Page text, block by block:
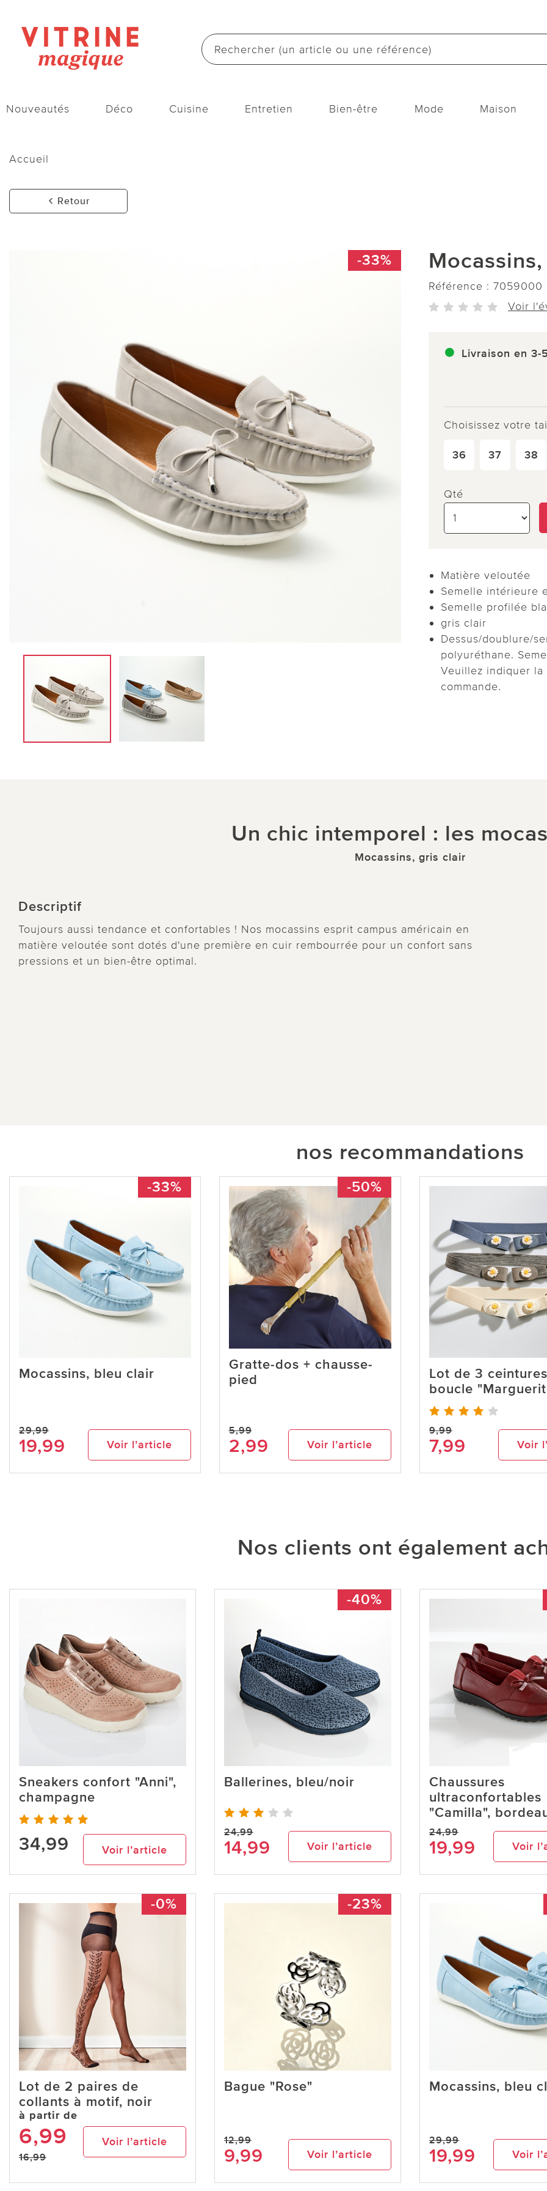
Nouveautés Déco Cuisine Entretien Bien-être Mode Maison
Accueil
Retour
-33%
Référence : 7059000
Voir
Livraison en 3-
Choisissez votre
36 37 38
Qté
Matière veloutée
Semelle intérieure
Semelle profilée
gris clair
Dessus/doublure/
polyuréthane.
Veuillez indiquer
commande.
Un chic intemporel : les
Mocassins, gris clair
Descriptif
Toujours aussi tendance et confortables ! Nos mocassins esprit campus américain en
matière veloutée sont dotés d'une première en cuir rembourrée pour un confort sans
pressions et un bien-être optimal.
nos recommandations
-33%
Mocassins, bleu clair
29,99
19,99 Voir l’article
-50%
Gratte-dos + chausse-
pied
5,99
2,99 Voir l’article
Lot de 3
boucle
9,99
7,99 Voir
Nos clients ont également
Sneakers confort "Anni",
champagne
34,99 Voir l’article
-40%
Ballerines, bleu/noir
24,99
14,99 Voir l’article
Chaussures
ultraconfortables
"Camilla",
24,99
19,99 Voir
-0%
Lot de 2 paires de
collants à motif, noir
à partir de
6,99
16,99
Voir l’article
-23%
Bague "Rose"
12,99
9,99 Voir l’article
Mocassins, bleu
29,99
19,99 Voir